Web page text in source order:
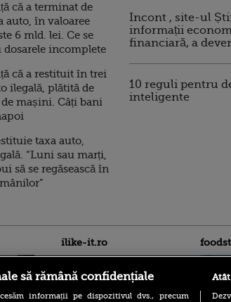
că a terminat de
auto, în valoaree
6 mld. lei. Ce se
incomplete
că a restituit în trei
ilegală, plătită de
mașini. Câți bani
taxa auto,
“Luni sau marți,
să se regăsească în
Incont , site-ul
informații
financiară, a
10 reguli pentru
inteligente
ilike-it.ro
să rămână confidențiale
informații pe dispozitivul dvs., precum